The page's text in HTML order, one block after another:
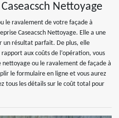
Nettoyage
le ravalement de votre façade à
Caseacsch Nettoyage. Elle a une
un résultat parfait. De plus, elle
aux coûts de l’opération, vous
nettoyage ou le ravalement de façade à
le formulaire en ligne et vous aurez
tous les détails sur le coût total pour